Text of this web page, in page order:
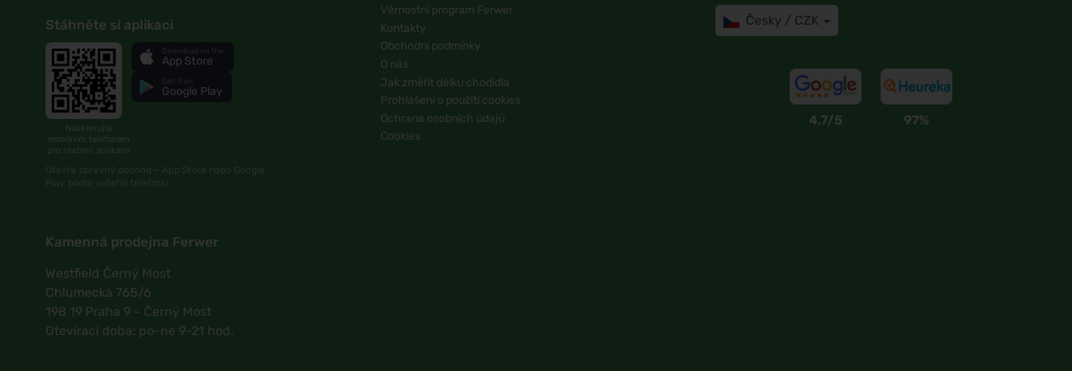
Stáhněte si aplikaci
Naskenujte
mobilním telefonem
pro stažení aplikace
App Store
Google Play
Otevře správný obchod – App Store nebo Google
Play podle vašeho telefonu.
Kamenná prodejna Ferwer
Westfield Černý Most
Chlumecká 765/6
198 19 Praha 9 - Černý Most
Otevírací doba: po-ne 9-21 hod.
Věrnostní program Ferwer
Kontakty
Obchodní podmínky
O nás
Jak změřit délku chodidla
Prohlášení o použití cookies
Ochrana osobních údajů
Cookies
Česky / CZK
4,7/5 97%